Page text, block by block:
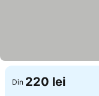
Din 220 lei